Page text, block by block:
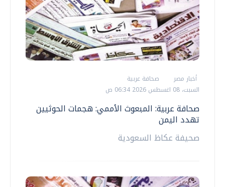
أخبار مصر
صحافة عربية
السبت، 08 اغسطس 2026 06:34 ص
صحافة عربية: المبعوث الأممي: هجمات الحوثيين
تهدد اليمن
صحيفة عكاظ السعودية